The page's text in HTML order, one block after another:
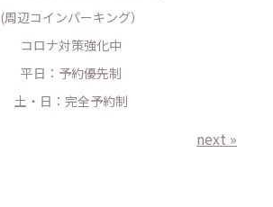
(周辺コインパーキング）
コロナ対策強化中
平日：予約優先制
土・日：完全予約制
next »